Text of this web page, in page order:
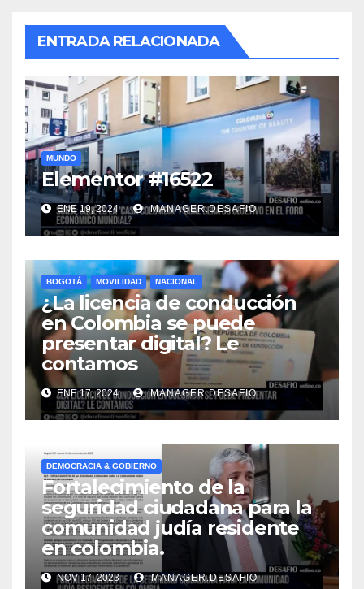
ENTRADA RELACIONADA
MUNDO
Elementor #16522
ENE 19, 2024 MANAGER.DESAFIO
BOGOTÁ MOVILIDAD NACIONAL
¿La licencia de conducción
en Colombia se puede
presentar digital? Le
contamos
ENE 17, 2024 MANAGER.DESAFIO
DEMOCRACIA & GOBIERNO
Fortalecimiento de la
seguridad ciudadana para la
comunidad judía residente
en colombia.
NOV 17, 2023 MANAGER.DESAFIO